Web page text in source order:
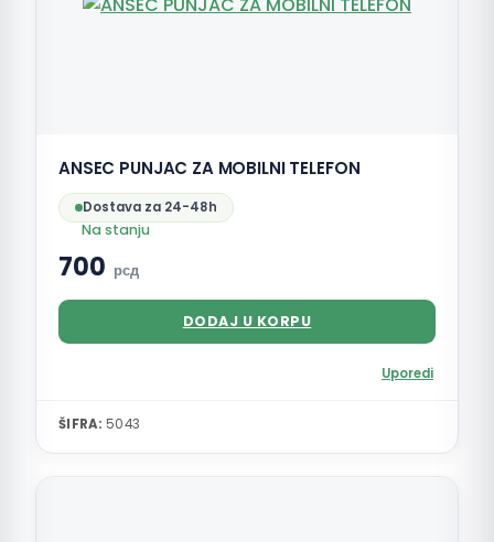
ANSEC PUNJAC ZA MOBILNI TELEFON
Dostava za 24-48h
Na stanju
700 рсд
DODAJ U KORPU
Uporedi
ŠIFRA: 5043